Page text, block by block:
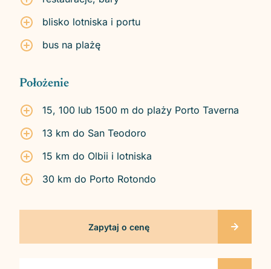
blisko lotniska i portu
bus na plażę
Położenie
15, 100 lub 1500 m do plaży Porto Taverna
13 km do San Teodoro
15 km do Olbii i lotniska
30 km do Porto Rotondo
Zapytaj o cenę